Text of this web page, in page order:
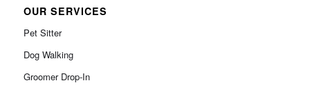
OUR SERVICES
Pet Sitter
Dog Walking
Groomer Drop-In